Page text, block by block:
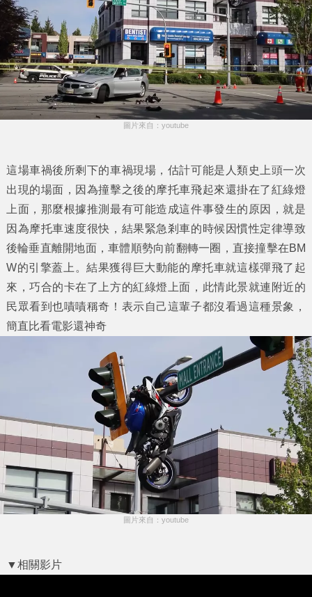
圖片來自：youtube
這場車禍後所剩下的車禍現場，估計可能是人類史上頭一次
出現的場面，因為撞擊之後的摩托車飛起來還掛在了紅綠燈
上面，那麼根據推測最有可能造成這件事發生的原因，就是
因為摩托車速度很快，結果緊急剎車的時候因慣性定律導致
後輪垂直離開地面，車體順勢向前翻轉一圈，直接撞擊在BM
W的引擎蓋上。結果獲得巨大動能的摩托車就這樣彈飛了起
來，巧合的卡在了上方的紅綠燈上面，此情此景就連附近的
民眾看到也嘖嘖稱奇！表示自己這輩子都沒看過這種景象，
簡直比看電影還神奇
圖片來自：youtube
▼相關影片